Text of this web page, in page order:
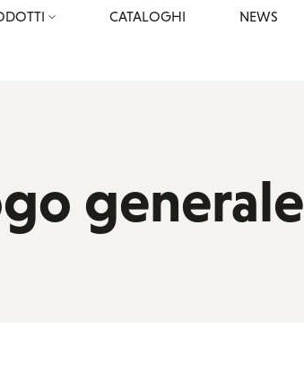
CATALOGHI NEWS
generale